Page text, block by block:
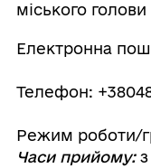
міського голови
Електронна
Телефон:
Режим роботи/
Часи прийому: